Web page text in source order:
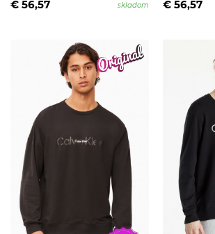
€ 56,57 skladom € 56,57